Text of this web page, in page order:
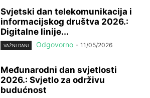
Svjetski dan telekomunikacija i
informacijskog društva 2026.:
Digitalne linije...
VAŽNI DANI Odgovorno - 11/05/2026
Međunarodni dan svjetlosti
2026.: Svjetlo za održivu
budućnost